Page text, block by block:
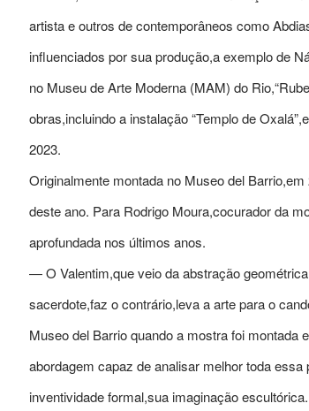
artista e outros de contemporâneos como
influenciados por sua produção,a exemplo de
no Museu de Arte Moderna (MAM) do
obras,incluindo a instalação “Templo de
2023.
Originalmente montada no Museo del
deste ano. Para Rodrigo Moura,cocurador da
aprofundada nos últimos anos.
— O Valentim,que veio da abstração
sacerdote,faz o contrário,leva a arte para o
Museo del Barrio quando a mostra foi
abordagem capaz de analisar melhor toda
inventividade formal,sua imaginação escultórica.